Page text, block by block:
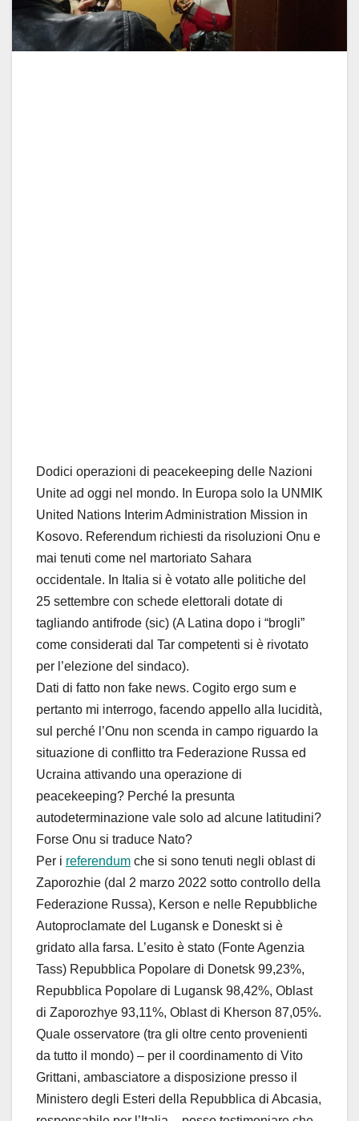
Dodici operazioni di peacekeeping delle Nazioni
Unite ad oggi nel mondo. In Europa solo la UNMIK
United Nations Interim Administration Mission in
Kosovo. Referendum richiesti da risoluzioni Onu e
mai tenuti come nel martoriato Sahara
occidentale. In Italia si è votato alle politiche del
25 settembre con schede elettorali dotate di
tagliando antifrode (sic) (A Latina dopo i “brogli”
come considerati dal Tar competenti si è rivotato
per l’elezione del sindaco).
Dati di fatto non fake news. Cogito ergo sum e
pertanto mi interrogo, facendo appello alla lucidità,
sul perché l’Onu non scenda in campo riguardo la
situazione di conflitto tra Federazione Russa ed
Ucraina attivando una operazione di
peacekeeping? Perché la presunta
autodeterminazione vale solo ad alcune latitudini?
Forse Onu si traduce Nato?
Per i referendum che si sono tenuti negli oblast di
Zaporozhie (dal 2 marzo 2022 sotto controllo della
Federazione Russa), Kerson e nelle Repubbliche
Autoproclamate del Lugansk e Doneskt si è
gridato alla farsa. L’esito è stato (Fonte Agenzia
Tass) Repubblica Popolare di Donetsk 99,23%,
Repubblica Popolare di Lugansk 98,42%, Oblast
di Zaporozhye 93,11%, Oblast di Kherson 87,05%.
Quale osservatore (tra gli oltre cento provenienti
da tutto il mondo) – per il coordinamento di Vito
Grittani, ambasciatore a disposizione presso il
Ministero degli Esteri della Repubblica di Abcasia,